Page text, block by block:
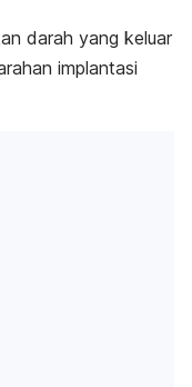
darah yang keluar
implantasi